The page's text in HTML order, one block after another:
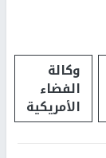
وكالة
الفضاء
الأمريكية